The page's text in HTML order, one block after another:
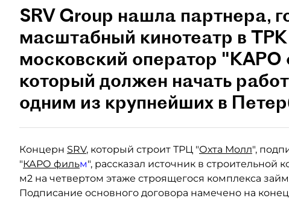
SRV Group нашла партнера,
масштабный кинотеатр в
московский оператор "КАРО
который должен начать
одним из крупнейших в
Концерн SRV, который строит ТРЦ "Охта Молл",
"КАРО фильм", рассказал источник в строительной
м2 на четвертом этаже строящегося комплекса
Подписание основного договора намечено на